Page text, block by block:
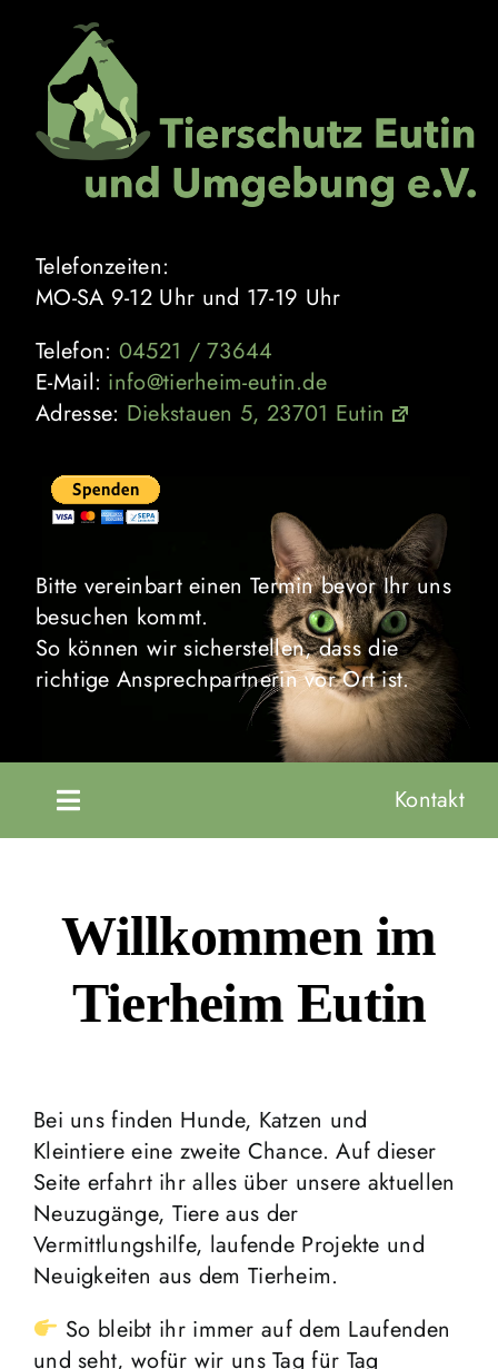
springen
Telefonzeiten:
MO-SA 9-12 Uhr und 17-19 Uhr
Telefon: 04521 / 73644
E-Mail: info@tierheim-eutin.de
Adresse: Diekstauen 5, 23701 Eutin
Bitte vereinbart einen Termin bevor Ihr uns
besuchen kommt.
So können wir sicherstellen, dass die
richtige Ansprechpartnerin vor Ort ist.
Toggle
Unsere Tiere
Spenden & Engagieren
Über uns
Kontakt
Willkommen im
Tierheim Eutin
Bei uns finden Hunde, Katzen und
Kleintiere eine zweite Chance. Auf dieser
Seite erfahrt ihr alles über unsere aktuellen
Neuzugänge, Tiere aus der
Vermittlungshilfe, laufende Projekte und
Neuigkeiten aus dem Tierheim.
So bleibt ihr immer auf dem Laufenden
und seht, wofür wir uns Tag für Tag